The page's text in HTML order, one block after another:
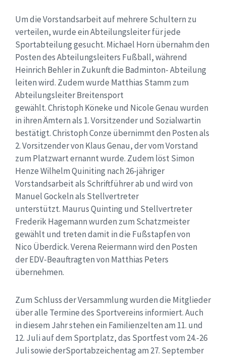
Um die Vorstandsarbeit auf mehrere Schultern zu
verteilen, wurde ein Abteilungsleiter für jede
Sportabteilung gesucht. Michael Horn übernahm den
Posten des Abteilungsleiters Fußball, während
Heinrich Behler in Zukunft die Badminton- Abteilung
leiten wird. Zudem wurde Matthias Stamm zum
Abteilungsleiter Breitensport
gewählt. Christoph Köneke und Nicole Genau wurden
in ihren Ämtern als 1. Vorsitzender und Sozialwartin
bestätigt. Christoph Conze übernimmt den Posten als
2. Vorsitzender von Klaus Genau, der vom Vorstand
zum Platzwart ernannt wurde. Zudem löst Simon
Henze Wilhelm Quiniting nach 26-jähriger
Vorstandsarbeit als Schriftführer ab und wird von
Manuel Gockeln als Stellvertreter
unterstützt. Maurus Quinting und Stellvertreter
Frederik Hagemann wurden zum Schatzmeister
gewählt und treten damit in die Fußstapfen von
Nico Überdick. Verena Reiermann wird den Posten
der EDV-Beauftragten von Matthias Peters
übernehmen.
Zum Schluss der Versammlung wurden die Mitglieder
über alle Termine des Sportvereins informiert. Auch
in diesem Jahr stehen ein Familienzelten am 11. und
12. Juli auf dem Sportplatz, das Sportfest vom 24.-26
Juli sowie derSportabzeichentag am 27. September